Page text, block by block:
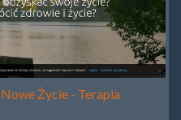
Życie - Terapia